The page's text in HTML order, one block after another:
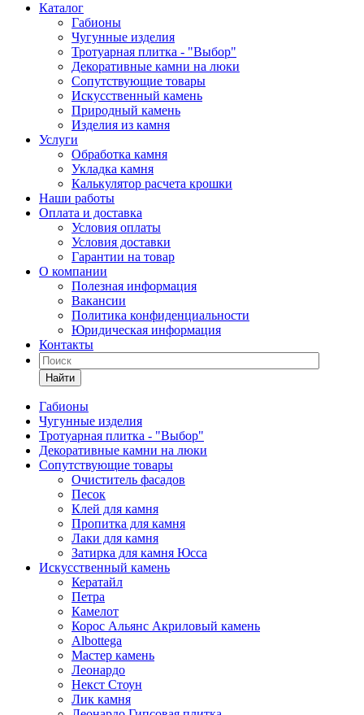
Каталог
Габионы
Чугунные изделия
Тротуарная плитка - "Выбор"
Декоративные камни на люки
Сопутствующие товары
Искусственный камень
Природный камень
Изделия из камня
Услуги
Обработка камня
Укладка камня
Калькулятор расчета крошки
Наши работы
Оплата и доставка
Условия оплаты
Условия доставки
Гарантии на товар
О компании
Полезная информация
Вакансии
Политика конфиденциальности
Юридическая информация
Контакты
Найти
Габионы
Чугунные изделия
Тротуарная плитка - "Выбор"
Декоративные камни на люки
Сопутствующие товары
Очиститель фасадов
Песок
Клей для камня
Пропитка для камня
Лаки для камня
Затирка для камня Юсса
Искусственный камень
Кератайл
Петра
Камелот
Корос Альянс Акриловый камень
Albottega
Мастер камень
Леонардо
Некст Стоун
Лик камня